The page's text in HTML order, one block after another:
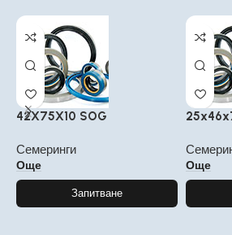
42X75X10 SOG
Семеринги
Още
Запитване
Още